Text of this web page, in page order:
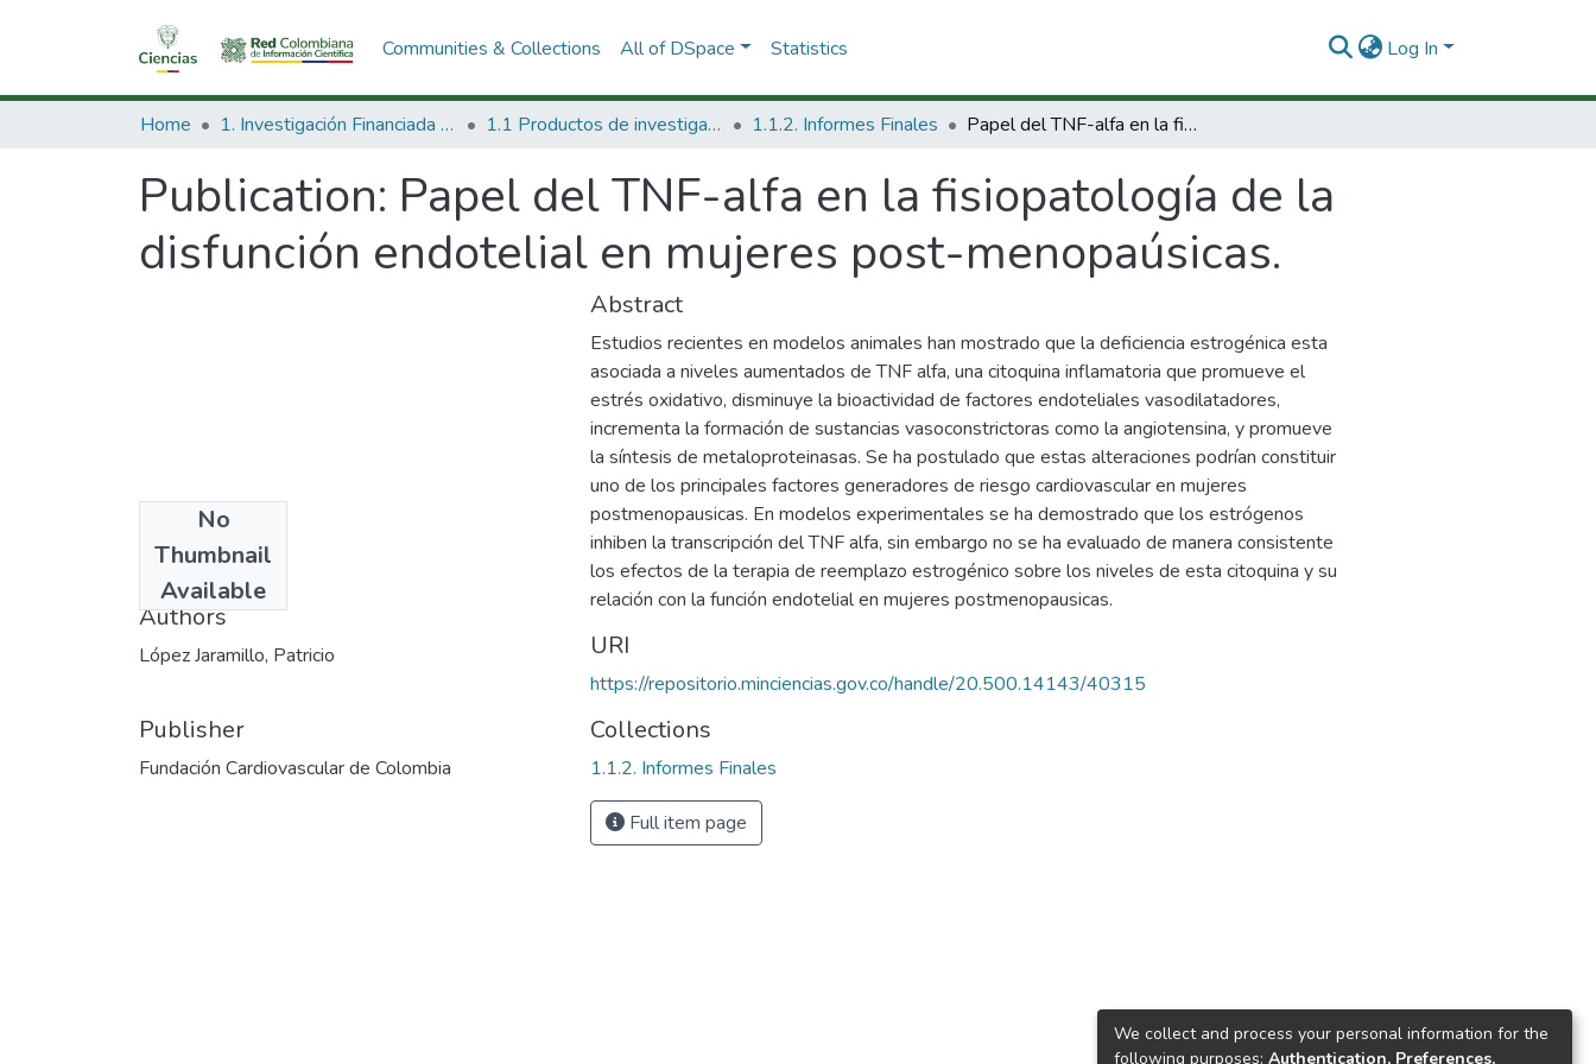
Communities & Collections All of DSpace Statistics Log In
Home 1. Investigación Financiada con Recursos Públicos 1.1 Productos de investigación 1.1.2. Informes Finales Papel del TNF-alfa en la fisiopatología de la disfunción endotelial en mujeres post-menopaúsicas.
Publication: Papel del TNF-alfa en la fisiopatología de la
disfunción endotelial en mujeres post-menopaúsicas.
No
Thumbnail
Available
2012-02-07
Authors
López Jaramillo, Patricio
Publisher
Fundación Cardiovascular de Colombia
Abstract
Estudios recientes en modelos animales han mostrado que la deficiencia estrogénica esta
asociada a niveles aumentados de TNF alfa, una citoquina inflamatoria que promueve el
estrés oxidativo, disminuye la bioactividad de factores endoteliales vasodilatadores,
incrementa la formación de sustancias vasoconstrictoras como la angiotensina, y promueve
la síntesis de metaloproteinasas. Se ha postulado que estas alteraciones podrían constituir
uno de los principales factores generadores de riesgo cardiovascular en mujeres
postmenopausicas. En modelos experimentales se ha demostrado que los estrógenos
inhiben la transcripción del TNF alfa, sin embargo no se ha evaluado de manera consistente
los efectos de la terapia de reemplazo estrogénico sobre los niveles de esta citoquina y su
relación con la función endotelial en mujeres postmenopausicas.
URI
https://repositorio.minciencias.gov.co/handle/20.500.14143/40315
Collections
1.1.2. Informes Finales
Full item page
We collect and process your personal information for the
following purposes: Authentication, Preferences,